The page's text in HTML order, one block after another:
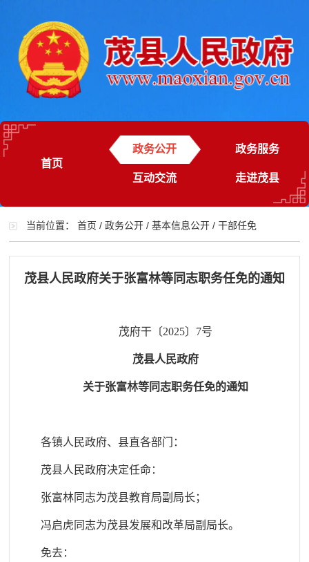
首页
政务公开 政务服务
互动交流 走进茂县
当前位置：首页 /政务公开 /基本信息公开 /干部任免
茂县人民政府关于张富林等同志职务任免的通知
茂府干〔2025〕7号
茂县人民政府
关于张富林等同志职务任免的通知
各镇人民政府、县直各部门：
茂县人民政府决定任命：
张富林同志为茂县教育局副局长；
冯启虎同志为茂县发展和改革局副局长。
免去：